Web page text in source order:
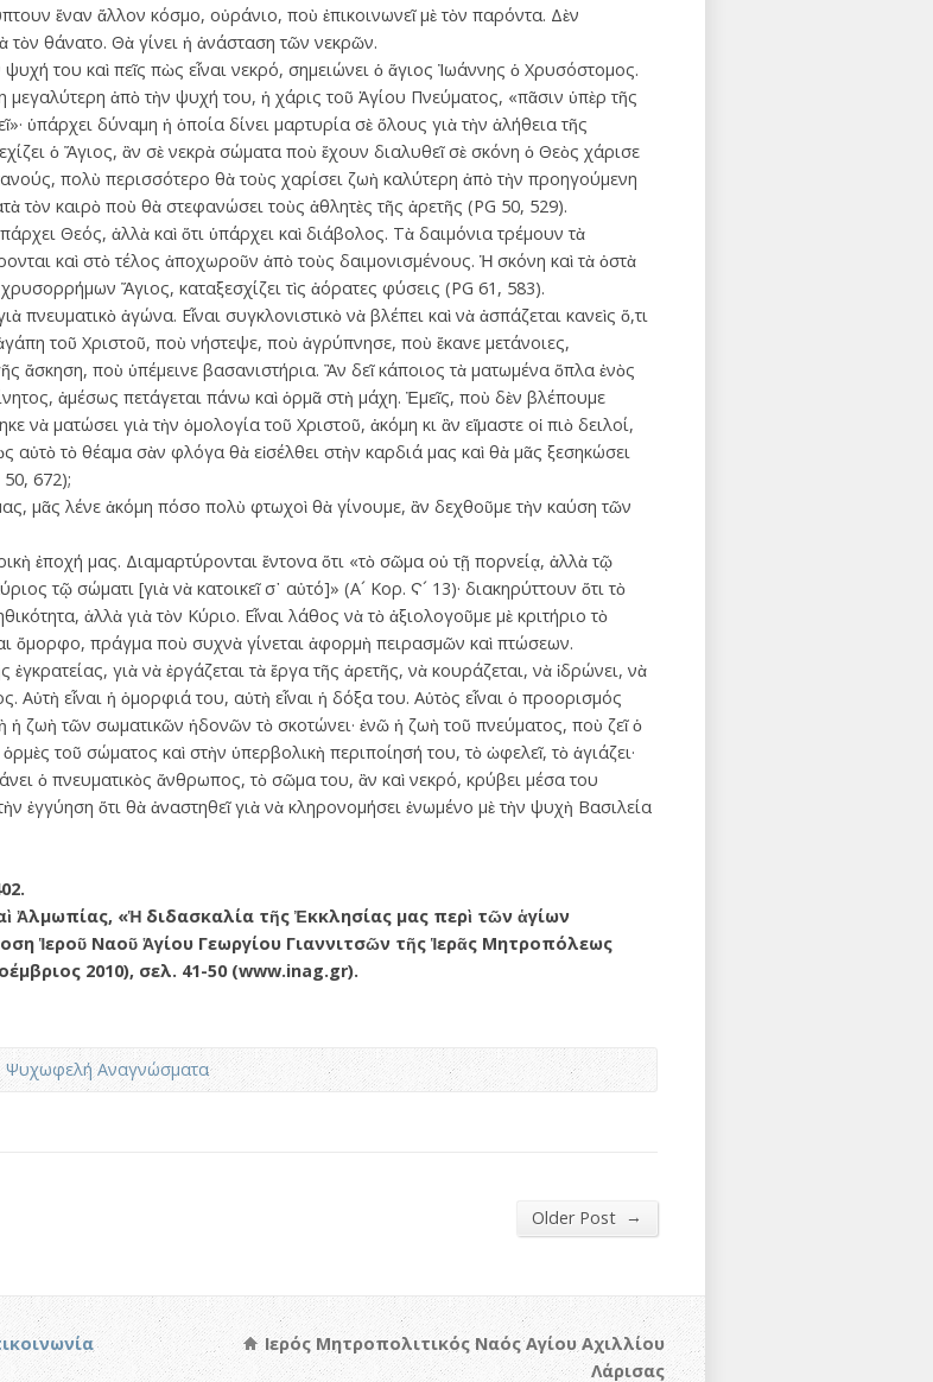
ἕναν ἄλλον κόσμο, οὐράνιο, ποὺ ἐπικοινωνεῖ μὲ τὸν παρόντα. Δὲν
τὸν θάνατο. Θὰ γίνει ἡ ἀνάσταση τῶν νεκρῶν.
του καὶ πεῖς πὼς εἶναι νεκρό, σημειώνει ὁ ἅγιος Ἰωάννης ὁ Χρυσόστομος.
μεγαλύτερη ἀπὸ τὴν ψυχή του, ἡ χάρις τοῦ Ἁγίου Πνεύματος, «πᾶ­σιν ὑπὲρ τῆς
­ὑπάρχει δύναμη ἡ ὁ­­­ποία δίνει μαρτυρία σὲ ὅλους γιὰ τὴν ἀλήθεια τῆς
ὁ Ἅγιος, ἂν σὲ νεκρὰ σώματα ποὺ ἔχουν διαλυθεῖ σὲ σκόνη ὁ Θεὸς χάρισε
πολὺ περισσότερο θὰ τοὺς χαρίσει ζωὴ καλύτερη ἀπὸ τὴν προηγούμενη
τὸν καιρὸ ποὺ θὰ στεφανώσει τοὺς ἀθλητὲς τῆς ἀρετῆς (PG 50, 529).
Θεός, ἀλλὰ καὶ ὅτι ὑπάρχει καὶ διάβολος. Τὰ δαιμόνια τρέμουν τὰ
καὶ στὸ τέλος ἀποχωροῦν ἀπὸ τοὺς δαιμονισμένους. Ἡ σκόνη καὶ τὰ ὀστὰ
Ἅγιος, κα­ταξεσχίζει τὶς ἀόρατες φύσεις (PG 61, 583).
ἀγώνα. Εἶναι συγκλονιστικὸ νὰ βλέπει καὶ νὰ ἀσπάζεται κανεὶς ὅ,τι
τοῦ Χριστοῦ, ποὺ νήστεψε, ποὺ ἀγρύπνησε, ποὺ ἔκανε μετάνοιες,
ἄσκηση, ποὺ ὑπέμεινε βασανιστήρια. Ἂν δεῖ κάποιος τὰ ματωμένα ὅπλα ἑνὸς
ἀμέσως πετάγεται πάνω καὶ ὁρμᾶ στὴ μάχη. Ἐμεῖς, ποὺ δὲν βλέπουμε
νὰ ματώσει γιὰ τὴν ὁμολογία τοῦ Χριστοῦ, ἀκόμη κι ἂν εἴμαστε οἱ πιὸ δειλοί,
τὸ θέαμα σὰν φλόγα θὰ εἰσέλθει στὴν καρδιά μας καὶ θὰ μᾶς ξεσηκώσει
672);
μᾶς λένε ἀκόμη πόσο πολὺ φτωχοὶ θὰ γίνουμε, ἂν δεχθοῦμε τὴν καύση τῶν
ἐποχή μας. ­Διαμαρτύρονται ἔν­τονα ὅτι «τὸ σῶμα οὐ τῇ πορνείᾳ, ἀλλὰ τῷ
τῷ σώματι [γιὰ νὰ κατοικεῖ σ᾿ αὐτό]» (Α´ Κορ. Ϛ´ 13)· διακηρύττουν ὅτι τὸ
ἀλλὰ γιὰ τὸν Κύριο. Εἶναι λάθος νὰ τὸ ἀξιολογοῦμε μὲ κριτήριο τὸ
ὄμορφο, πράγμα ποὺ συχνὰ γίνεται ἀφορμὴ πειρασμῶν καὶ πτώσεων.
γιὰ νὰ ἐργάζεται τὰ ἔργα τῆς ἀρετῆς, νὰ κουράζεται, νὰ ἱδρώνει, νὰ
Αὐτὴ εἶναι ἡ ὀμορφιά του, αὐτὴ εἶναι ἡ δόξα του. Αὐτὸς εἶναι ὁ προορισμός
ζωὴ τῶν σωματικῶν ἡδονῶν τὸ σκοτώνει· ἐνῶ ἡ ζωὴ τοῦ πνεύματος, ποὺ ζεῖ ὁ
τοῦ σώματος καὶ στὴν ὑπερβολικὴ περιποίησή του, τὸ ­ὠφελεῖ, τὸ ἁγιάζει·
ὁ πνευματικὸς ἄν­θρωπος, τὸ σῶμα του, ἂν καὶ νεκρό, κρύβει μέσα του
ἐγγύηση ὅτι θὰ ἀναστηθεῖ γιὰ νὰ κληρονομήσει ἑνωμένο μὲ τὴν ψυχὴ Βασιλεία
Ἀλμωπίας, «Ἡ διδασκαλία τῆς Ἐκκλησίας μας περὶ τῶν ἁγίων
Ἱεροῦ Ναοῦ Ἁγίου Γεωργίου Γιαννιτσῶν τῆς Ἱερᾶς Μητροπόλεως
2010), σελ. 41-50 (www.inag.gr).
Ψυχωφελή Αναγνώσματα
Older Post →
Ιερός Μητροπολιτικός Ναός Αγίου Αχιλλίου
Λάρισας